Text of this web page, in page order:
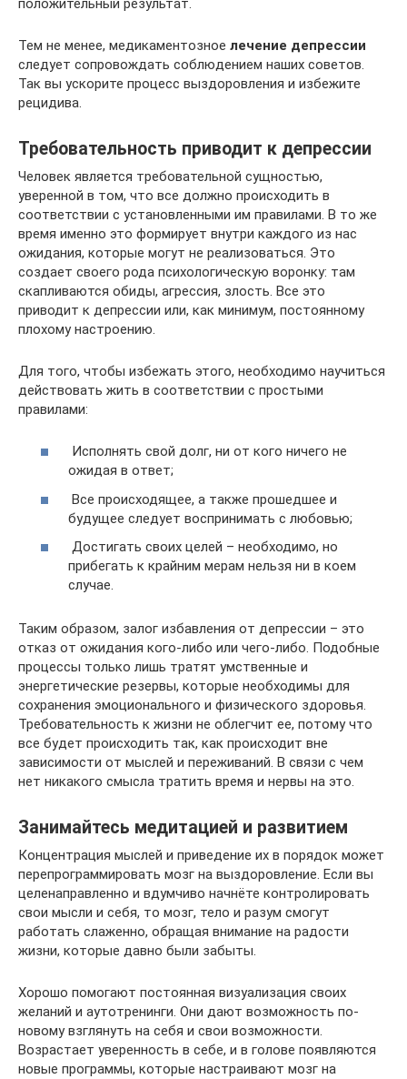
Тем не менее, медикаментозное лечение депрессии
следует сопровождать соблюдением наших советов.
Так вы ускорите процесс выздоровления и избежите
рецидива.
Требовательность приводит к депрессии
Человек является требовательной сущностью,
уверенной в том, что все должно происходить в
соответствии с установленными им правилами. В то же
время именно это формирует внутри каждого из нас
ожидания, которые могут не реализоваться. Это
создает своего рода психологическую воронку: там
скапливаются обиды, агрессия, злость. Все это
приводит к депрессии или, как минимум, постоянному
плохому настроению.
Для того, чтобы избежать этого, необходимо научиться
действовать жить в соответствии с простыми
правилами:
Исполнять свой долг, ни от кого ничего не
ожидая в ответ;
Все происходящее, а также прошедшее и
будущее следует воспринимать с любовью;
Достигать своих целей – необходимо, но
прибегать к крайним мерам нельзя ни в коем
случае.
Таким образом, залог избавления от депрессии – это
отказ от ожидания кого-либо или чего-либо. Подобные
процессы только лишь тратят умственные и
энергетические резервы, которые необходимы для
сохранения эмоционального и физического здоровья.
Требовательность к жизни не облегчит ее, потому что
все будет происходить так, как происходит вне
зависимости от мыслей и переживаний. В связи с чем
нет никакого смысла тратить время и нервы на это.
Занимайтесь медитацией и развитием
Концентрация мыслей и приведение их в порядок может
перепрограммировать мозг на выздоровление. Если вы
целенаправленно и вдумчиво начнёте контролировать
свои мысли и себя, то мозг, тело и разум смогут
работать слаженно, обращая внимание на радости
жизни, которые давно были забыты.
Хорошо помогают постоянная визуализация своих
желаний и аутотренинги. Они дают возможность по-
новому взглянуть на себя и свои возможности.
Возрастает уверенность в себе, и в голове появляются
новые программы, которые настраивают мозг на